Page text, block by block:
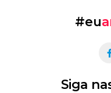
#eu
Siga